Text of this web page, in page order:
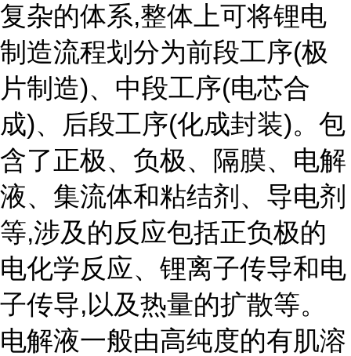
复杂的体系,整体上可将锂电
制造流程划分为前段工序(极
片制造)、中段工序(电芯合
成)、后段工序(化成封装)。包
含了正极、负极、隔膜、电解
液、集流体和粘结剂、导电剂
等,涉及的反应包括正负极的
电化学反应、锂离子传导和电
子传导,以及热量的扩散等。
电解液一般由高纯度的有肌溶